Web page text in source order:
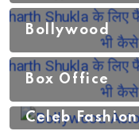
Bollywood
Box Office
Celeb Fashion